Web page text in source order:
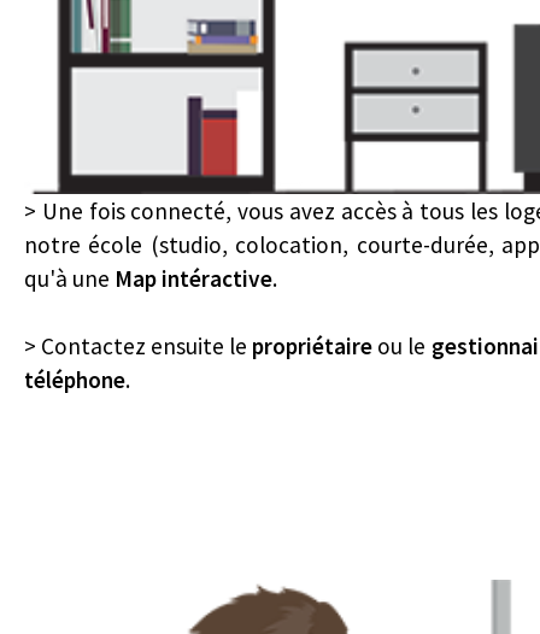
> Une fois connecté, vous avez accès à tous les
notre école (studio, colocation, courte-durée,
qu'à une Map intéractive.
> Contactez ensuite le propriétaire ou le
téléphone.